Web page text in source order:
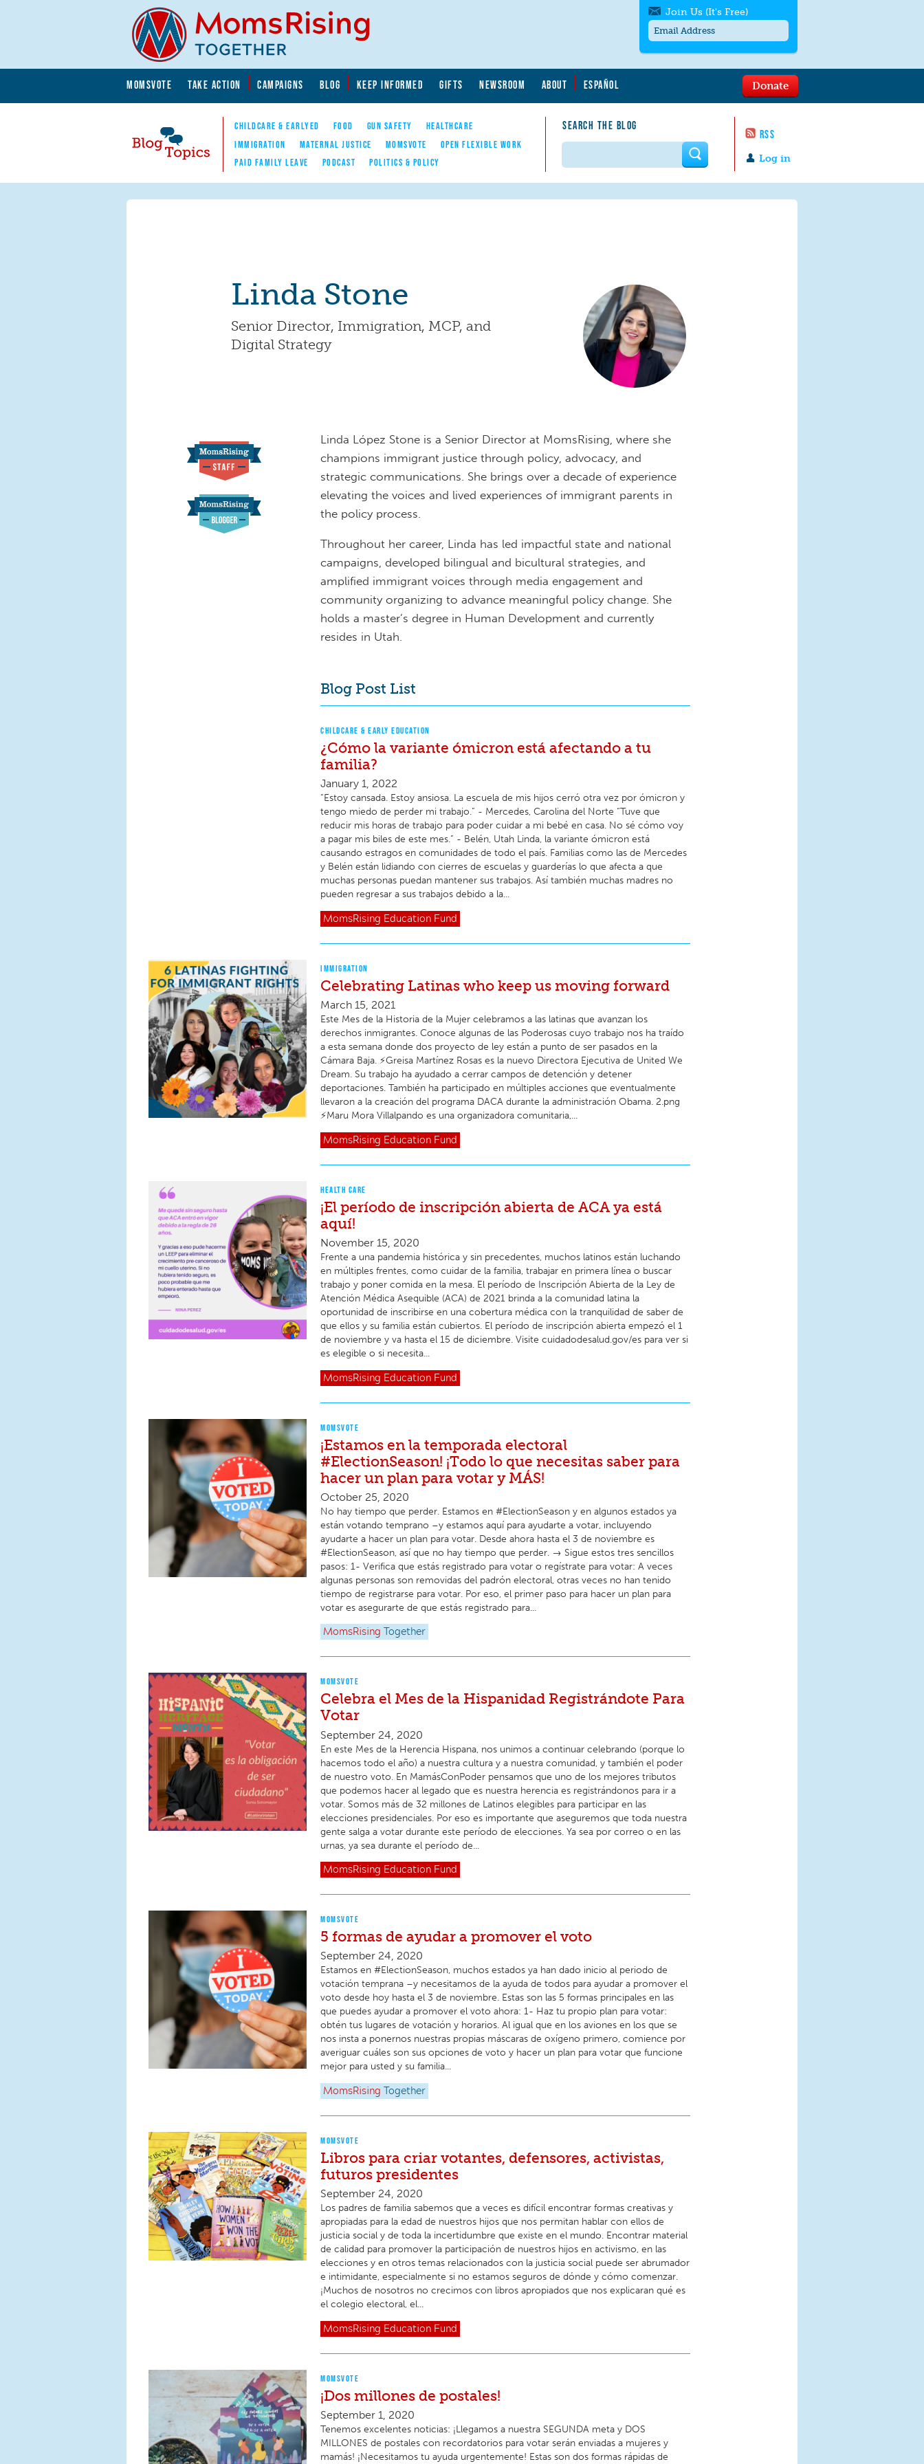
MOMSVOTE TAKE ACTION CAMPAIGNS BLOG KEEP INFORMED GIFTS NEWSROOM ABOUT ESPAÑOL
Blog Topics
Nav
CHILDCARE & EARLYED FOOD GUN SAFETY
HEALTHCARE
IMMIGRATION
MATERNAL JUSTICE MOMSVOTE
OPEN FLEXIBLE WORK
PAID FAMILY LEAVE
PODCAST POLITICS & POLICY
SEARCH THE BLOG
RSS
Log in
Donate
Join Us (It's Free)
messages/month. Msg & Data Rates May
to quit. For help textHELP
contact us.
Search form
Linda Stone
Senior Director, Immigration, MCP, and
Digital Strategy
Linda López Stone is a Senior Director at MomsRising, where she
champions immigrant justice through policy, advocacy, and
strategic communications. She brings over a decade of experience
elevating the voices and lived experiences of immigrant parents in
the policy process.
Throughout her career, Linda has led impactful state and national
campaigns, developed bilingual and bicultural strategies, and
amplified immigrant voices through media engagement and
community organizing to advance meaningful policy change. She
holds a master’s degree in Human Development and currently
resides in Utah.
Blog Post List
CHILDCARE & EARLY EDUCATION
¿Cómo la variante ómicron está afectando a tu
familia?
January 1, 2022
“Estoy cansada. Estoy ansiosa. La escuela de mis hijos cerró otra vez por ómicron y
tengo miedo de perder mi trabajo.” - Mercedes, Carolina del Norte “Tuve que
reducir mis horas de trabajo para poder cuidar a mi bebé en casa. No sé cómo voy
a pagar mis biles de este mes.” - Belén, Utah Linda, la variante ómicron está
causando estragos en comunidades de todo el país. Familias como las de Mercedes
y Belén están lidiando con cierres de escuelas y guarderías lo que afecta a que
muchas personas puedan mantener sus trabajos. Así también muchas madres no
pueden regresar a sus trabajos debido a la...
MomsRising Education Fund
IMMIGRATION
Celebrating Latinas who keep us moving forward
March 15, 2021
Este Mes de la Historia de la Mujer celebramos a las latinas que avanzan los
derechos inmigrantes. Conoce algunas de las Poderosas cuyo trabajo nos ha traído
a esta semana donde dos proyecto de ley están a punto de ser pasados en la
Cámara Baja. ⚡Greisa Martínez Rosas es la nuevo Directora Ejecutiva de United We
Dream. Su trabajo ha ayudado a cerrar campos de detención y detener
deportaciones. También ha participado en múltiples acciones que eventualmente
llevaron a la creación del programa DACA durante la administración Obama. 2.png ⠀
⚡️Maru Mora Villalpando es una organizadora comunitaria,...
MomsRising Education Fund
HEALTH CARE
¡El período de inscripción abierta de ACA ya está
aquí!
November 15, 2020
Frente a una pandemia histórica y sin precedentes, muchos latinos están luchando
en múltiples frentes, como cuidar de la familia, trabajar en primera línea o buscar
trabajo y poner comida en la mesa. El período de Inscripción Abierta de la Ley de
Atención Médica Asequible (ACA) de 2021 brinda a la comunidad latina la
oportunidad de inscribirse en una cobertura médica con la tranquilidad de saber de
que ellos y su familia están cubiertos. El período de inscripción abierta empezó el 1
de noviembre y va hasta el 15 de diciembre. Visite cuidadodesalud.gov/es para ver si
es elegible o si necesita...
MomsRising Education Fund
MOMSVOTE
¡Estamos en la temporada electoral
#ElectionSeason! ¡Todo lo que necesitas saber para
hacer un plan para votar y MÁS!
October 25, 2020
No hay tiempo que perder. Estamos en #ElectionSeason y en algunos estados ya
están votando temprano –y estamos aquí para ayudarte a votar, incluyendo
ayudarte a hacer un plan para votar. Desde ahora hasta el 3 de noviembre es
#ElectionSeason, así que no hay tiempo que perder. → Sigue estos tres sencillos
pasos: 1- Verifica que estás registrado para votar o regístrate para votar: A veces
algunas personas son removidas del padrón electoral, otras veces no han tenido
tiempo de registrarse para votar. Por eso, el primer paso para hacer un plan para
votar es asegurarte de que estás registrado para...
MomsRising Together
MOMSVOTE
Celebra el Mes de la Hispanidad Registrándote Para
Votar
September 24, 2020
En este Mes de la Herencia Hispana, nos unimos a continuar celebrando (porque lo
hacemos todo el año) a nuestra cultura y a nuestra comunidad, y también el poder
de nuestro voto. En MamásConPoder pensamos que uno de los mejores tributos
que podemos hacer al legado que es nuestra herencia es registrándonos para ir a
votar. Somos más de 32 millones de Latinos elegibles para participar en las
elecciones presidenciales. Por eso es importante que aseguremos que toda nuestra
gente salga a votar durante este período de elecciones. Ya sea por correo o en las
urnas, ya sea durante el período de...
MomsRising Education Fund
MOMSVOTE
5 formas de ayudar a promover el voto
September 24, 2020
Estamos en #ElectionSeason, muchos estados ya han dado inicio al periodo de
votación temprana –y necesitamos de la ayuda de todos para ayudar a promover el
voto desde hoy hasta el 3 de noviembre. Estas son las 5 formas principales en las
que puedes ayudar a promover el voto ahora: 1- Haz tu propio plan para votar:
obtén tus lugares de votación y horarios. Al igual que en los aviones en los que se
nos insta a ponernos nuestras propias máscaras de oxígeno primero, comience por
averiguar cuáles son sus opciones de voto y hacer un plan para votar que funcione
mejor para usted y su familia...
MomsRising Together
MOMSVOTE
Libros para criar votantes, defensores, activistas,
futuros presidentes
September 24, 2020
Los padres de familia sabemos que a veces es difícil encontrar formas creativas y
apropiadas para la edad de nuestros hijos que nos permitan hablar con ellos de
justicia social y de toda la incertidumbre que existe en el mundo. Encontrar material
de calidad para promover la participación de nuestros hijos en activismo, en las
elecciones y en otros temas relacionados con la justicia social puede ser abrumador
e intimidante, especialmente si no estamos seguros de dónde y cómo comenzar.
¡Muchos de nosotros no crecimos con libros apropiados que nos explicaran qué es
el colegio electoral, el...
MomsRising Education Fund
MOMSVOTE
¡Dos millones de postales!
September 1, 2020
Tenemos excelentes noticias: ¡Llegamos a nuestra SEGUNDA meta y DOS
MILLONES de postales con recordatorios para votar serán enviadas a mujeres y
mamás! ¡Necesitamos tu ayuda urgentemente! Estas son dos formas rápidas de